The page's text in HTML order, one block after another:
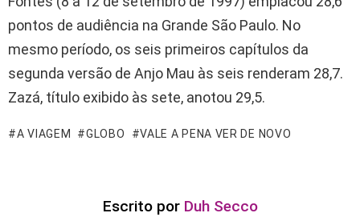
pontos de audiência na Grande São Paulo. No
mesmo período, os seis primeiros capítulos da
segunda versão de Anjo Mau às seis renderam 28,7.
Zazá, título exibido às sete, anotou 29,5.
A VIAGEM GLOBO VALE A PENA VER DE NOVO
Escrito por Duh Secco